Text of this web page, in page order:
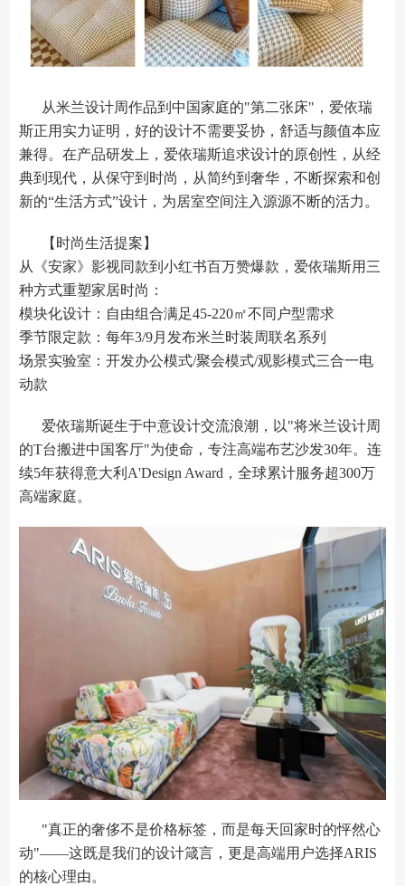
从米兰设计周作品到中国家庭的"第二张床"，爱依瑞
斯正用实力证明，好的设计不需要妥协，舒适与颜值本应
兼得。在产品研发上，爱依瑞斯追求设计的原创性，从经
典到现代，从保守到时尚，从简约到奢华，不断探索和创
新的“生活方式”设计，为居室空间注入源源不断的活力。
【时尚生活提案】
从《安家》影视同款到小红书百万赞爆款，爱依瑞斯用三
种方式重塑家居时尚：
模块化设计：自由组合满足45-220㎡不同户型需求
季节限定款：每年3/9月发布米兰时装周联名系列
场景实验室：开发办公模式/聚会模式/观影模式三合一电
动款
爱依瑞斯诞生于中意设计交流浪潮，以"将米兰设计周
的T台搬进中国客厅"为使命，专注高端布艺沙发30年。连
续5年获得意大利A'Design Award，全球累计服务超300万
高端家庭。
"真正的奢侈不是价格标签，而是每天回家时的怦然心
动"——这既是我们的设计箴言，更是高端用户选择ARIS
的核心理由。